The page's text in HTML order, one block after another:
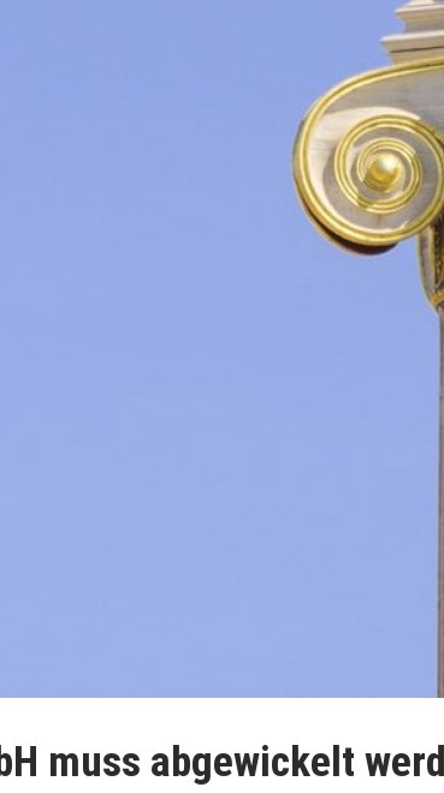
muss abgewickelt